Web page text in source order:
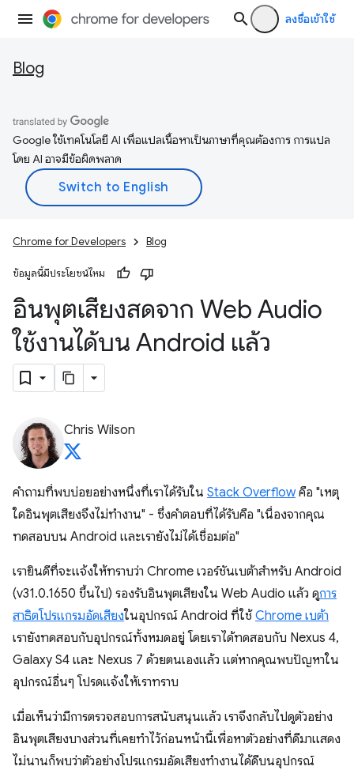
ลงชื่อเข้าใช้
Blog
Google ใช้เทคโนโลยี AI เพื่อแปลเนื้อหาเป็นภาษาที่คุณต้องการ การแปล
โดย AI อาจมีข้อผิดพลาด
Chrome for Developers Blog
ข้อมูลนี้มีประโยชน์ไหม
อินพุตเสียงสดจาก Web Audio
ใช้งานได้บน Android แล้ว
Chris Wilson
คำถามที่พบบ่อยอย่างหนึ่งที่เราได้รับใน Stack Overflowคือ "เหตุ
ใดอินพุตเสียงจึงไม่ทำงาน" - ซึ่งคำตอบที่ได้รับคือ "เนื่องจากคุณ
ทดสอบบน Android และเรายังไม่ได้เชื่อมต่อ"
เรายินดีที่จะแจ้งให้ทราบว่า Chrome เวอร์ชันเบต้าสำหรับ Android
(v31.0.1650 ขึ้นไป) รองรับอินพุตเสียงใน Web Audio แล้ว ดูการ
สาธิตโปรแกรมอัดเสียงในอุปกรณ์ Android ที่ใช้ Chrome เบต้า
เรายังทดสอบกับอุปกรณ์ทั้งหมดอยู่ โดยเราได้ทดสอบกับ Nexus 4,
Galaxy S4 และ Nexus 7 ด้วยตนเองแล้ว แต่หากคุณพบปัญหาใน
อุปกรณ์อื่นๆ โปรดแจ้งให้เราทราบ
เมื่อเห็นว่ามีการตรวจสอบการสนับสนุนแล้ว เราจึงกลับไปดูตัวอย่าง
อินพุตเสียงบางส่วนที่เคยทำไว้ก่อนหน้านี้เพื่อหาตัวอย่างที่ดีมาแสดง
ไม่นานก็พบว่าตัวอย่างโปรแกรมอัดเสียงทำงานได้ดีบนอุปกรณ์